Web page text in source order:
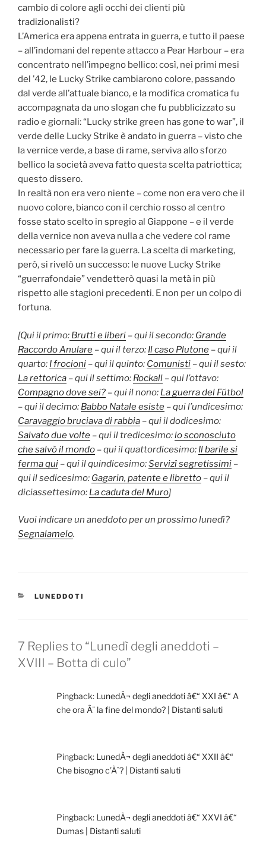
cambio di colore agli occhi dei clienti più
tradizionalisti?
L’America era appena entrata in guerra, e tutto il paese
– all’indomani del repente attacco a Pear Harbour – era
concentrato nell’impegno bellico: così, nei primi mesi
del ’42, le Lucky Strike cambiarono colore, passando
dal verde all’attuale bianco, e la modifica cromatica fu
accompagnata da uno slogan che fu pubblicizzato su
radio e giornali: “Lucky strike green has gone to war”, il
verde delle Lucky Strike è andato in guerra – visto che
la vernice verde, a base di rame, serviva allo sforzo
bellico la società aveva fatto questa scelta patriottica;
questo dissero.
In realtà non era vero niente – come non era vero che il
nuovo colore, bianco con il cerchio rosso al centro
fosse stato scelto in spregio al Giappone – e il verde
della vernice non aveva nulla a che vedere col rame
necessario per fare la guerra. La scelta di marketing,
però, si rivelò un successo: le nuove Lucky Strike
“guerrafondaie” vendetterò quasi la metà in più
rispetto alle stagioni precedenti. E non per un colpo di
fortuna.
[Qui il primo: Brutti e liberi –qui il secondo: Grande
Raccordo Anulare –qui il terzo: Il caso Plutone –qui il
quarto: I frocioni –qui il quinto: Comunisti –qui il sesto:
La rettorica –qui il settimo: Rockall –qui l’ottavo:
Compagno dove sei? –qui il nono: La guerra del Fútbol
–qui il decimo: Babbo Natale esiste –quil’undicesimo:
Caravaggio bruciava di rabbia – qui il dodicesimo:
Salvato due volte – qui il tredicesimo:lo sconosciuto
che salvò il mondo –qui il quattordicesimo: Il barile si
ferma qui –qui il quindicesimo:Servizî segretissimi –
qui il sedicesimo: Gagarin, patente e libretto –qui il
diciassettesimo: La caduta del Muro]
Vuoi indicare un aneddoto per un prossimo lunedì?
Segnalamelo.
CATEGORIES
LUNEDDOTI
7 Replies to “Lunedì degli aneddoti –
XVIII – Botta di culo”
Pingback: LunedÃ¬ degli aneddoti â€“ XXI â€“ A
che ora Ã¨ la fine del mondo? | Distanti saluti
Pingback: LunedÃ¬ degli aneddoti â€“ XXII â€“
Che bisogno c’Ã¨? | Distanti saluti
Pingback: LunedÃ¬ degli aneddoti â€“ XXVI â€“
Dumas | Distanti saluti